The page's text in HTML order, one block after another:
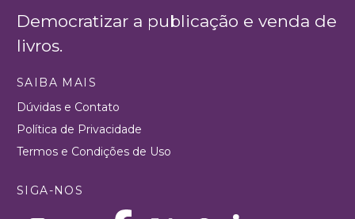
Democratizar a publicação e venda de
livros.
SAIBA MAIS
Dúvidas e Contato
Política de Privacidade
Termos e Condições de Uso
SIGA-NOS